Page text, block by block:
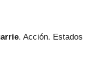
. Acción. Estados